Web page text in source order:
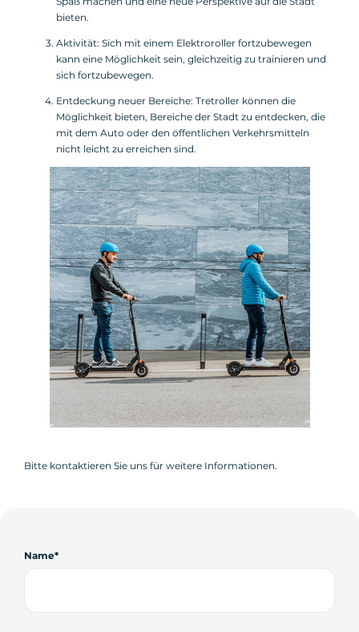
bieten.
Aktivität: Sich mit einem Elektroroller fortzubewegen
kann eine Möglichkeit sein, gleichzeitig zu trainieren und
sich fortzubewegen.
Entdeckung neuer Bereiche: Tretroller können die
Möglichkeit bieten, Bereiche der Stadt zu entdecken, die
mit dem Auto oder den öffentlichen Verkehrsmitteln
nicht leicht zu erreichen sind.
Bitte kontaktieren Sie uns für weitere Informationen.
Name